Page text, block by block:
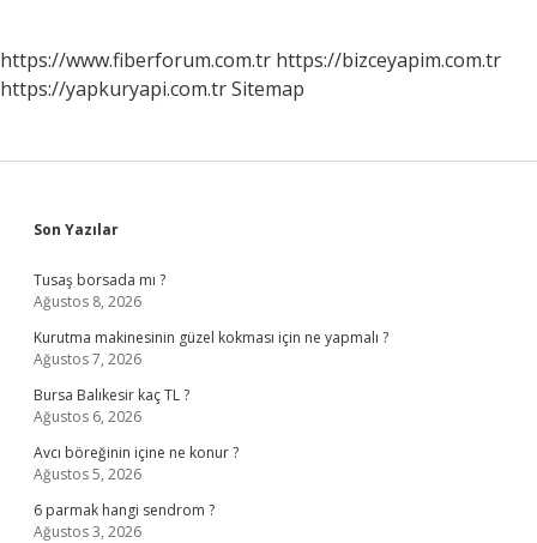
https://www.fiberforum.com.tr https://bizceyapim.com.tr
https://yapkuryapi.com.trSitemap
Sidebar
Son Yazılar
Tusaş borsada mı ?
Ağustos 8, 2026
Kurutma makinesinin güzel kokması için ne yapmalı ?
Ağustos 7, 2026
Bursa Balıkesir kaç TL ?
Ağustos 6, 2026
Avcı böreğinin içine ne konur ?
Ağustos 5, 2026
6 parmak hangi sendrom ?
Ağustos 3, 2026